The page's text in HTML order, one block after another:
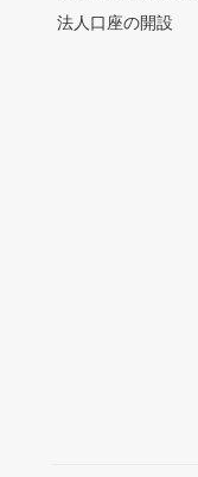
法人口座の開設